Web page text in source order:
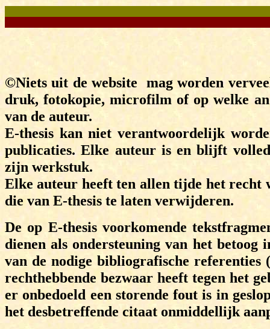
©Niets uit de website mag worden
druk, fotokopie, microfilm of op welke
van de auteur.
E-thesis kan niet verantwoordelijk
publicaties. Elke auteur is en blijft
zijn werkstuk.
Elke auteur heeft ten allen tijde het recht
die van E-thesis te laten verwijderen.
De op E-thesis voorkomende
dienen als ondersteuning van het
van de nodige bibliografische
rechthebbende bezwaar heeft tegen het
er onbedoeld een storende fout is in
het desbetreffende citaat onmiddellijk